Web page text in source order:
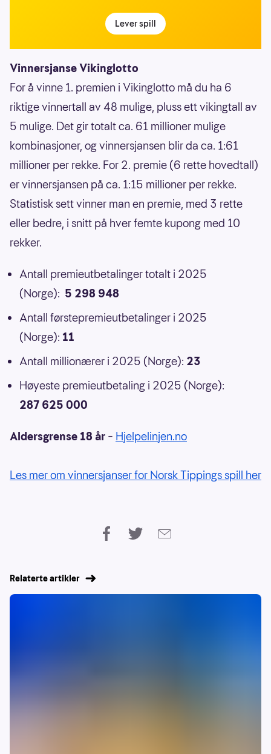
Lever spill
Vinnersjanse Vikinglotto
For å vinne 1. premien i Vikinglotto må du ha 6
riktige vinnertall av 48 mulige, pluss ett vikingtall av
5 mulige. Det gir totalt ca. 61 millioner mulige
kombinasjoner, og vinnersjansen blir da ca. 1:61
millioner per rekke. For 2. premie (6 rette hovedtall)
er vinnersjansen på ca. 1:15 millioner per rekke.
Statistisk sett vinner man en premie, med 3 rette
eller bedre, i snitt på hver femte kupong med 10
rekker.
Antall premieutbetalinger totalt i 2025
(Norge): 5 298 948
Antall førstepremieutbetalinger i 2025
(Norge): 11
Antall millionærer i 2025 (Norge): 23
Høyeste premieutbetaling i 2025 (Norge):
287 625 000
Aldersgrense 18 år – Hjelpelinjen.no
Les mer om vinnersjanser for Norsk Tippings spill her
Relaterte artikler